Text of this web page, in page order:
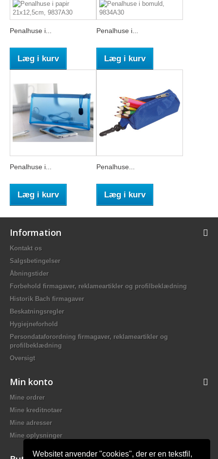
Websitet anvender "cookies", der er en tekstfil,
Penalhuse i...
Læg i kurv
Penalhuse i...
Læg i kurv
Penalhuse i...
Læg i kurv
Penalhuse...
Læg i kurv
Information
Kontakt os
Salgsbetingelser
Åbningstider
Forbehold firmagaver, reklameartikler og profilbeklædning
Historik Bach firmagaver
Beskatningsregler
Hygiejneforhold
Persondataforordning firmagaver, reklameartikler og
profilbeklædning
Oversigt
Min konto
Mine ordrer
Mine kreditnotaer
Mine adresser
Mine oplysninger